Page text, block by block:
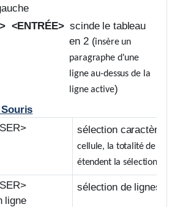
<ENTRÉE> scinde le tableau
en 2 (insère un
paragraphe d'une
ligne au-dessus de la
ligne active)
>
sélection caractères
cellule, la totalité de la
étendent la sélection à
>
ligne
sélection de lignes